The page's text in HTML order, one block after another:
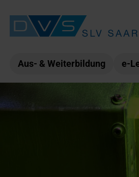
Aus- & Weiterbildung e-